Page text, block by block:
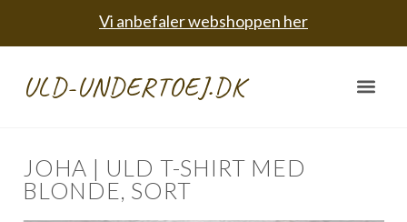
Vi anbefaler webshoppen her
ULD-UNDERTOEJ.DK
JOHA | ULD T-SHIRT MED
BLONDE, SORT